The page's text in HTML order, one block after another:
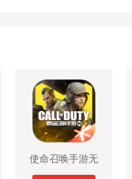
使命召唤手游无
限子弹版